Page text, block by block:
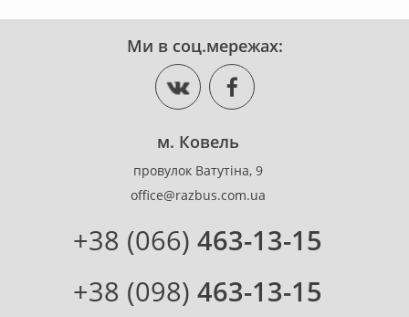
Ми в соц.мережах:
м. Ковель
провулок Ватутіна, 9
office@razbus.com.ua
+38 (066) 463-13-15
+38 (098) 463-13-15